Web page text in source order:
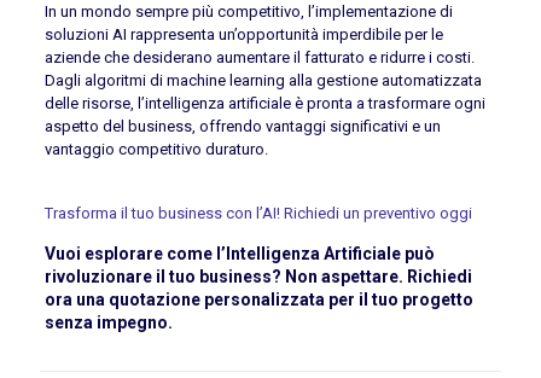
In un mondo sempre più competitivo, l’implementazione di
soluzioni AI rappresenta un’opportunità imperdibile per le
aziende che desiderano aumentare il fatturato e ridurre i costi.
Dagli algoritmi di machine learning alla gestione automatizzata
delle risorse, l’intelligenza artificiale è pronta a trasformare ogni
aspetto del business, offrendo vantaggi significativi e un
vantaggio competitivo duraturo.
Trasforma il tuo business con l’AI! Richiedi un preventivo oggi
Vuoi esplorare come l’Intelligenza Artificiale può
rivoluzionare il tuo business? Non aspettare. Richiedi
ora una quotazione personalizzata per il tuo progetto
senza impegno.